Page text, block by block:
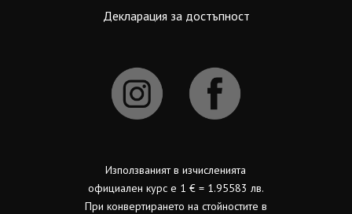
Декларация за достъпност
Използваният в изчисленията
официален курс е 1 € = 1.95583 лв.
При конвертирането на стойностите в